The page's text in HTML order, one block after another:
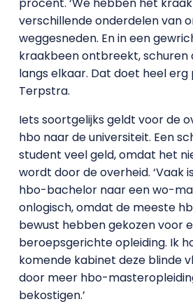
verschillende onderdelen van
weggesneden. En in een
kraakbeen ontbreekt,
langs elkaar. Dat doet heel erg
Terpstra.
Iets soortgelijks geldt voor de
hbo naar de universiteit. Een
student veel geld, omdat het
wordt door de overheid. ‘Vaak
hbo-bachelor naar een wo-
onlogisch, omdat de meeste
bewust hebben gekozen voor
beroepsgerichte opleiding. Ik
komende kabinet deze blinde
door meer hbo-
bekostigen.’